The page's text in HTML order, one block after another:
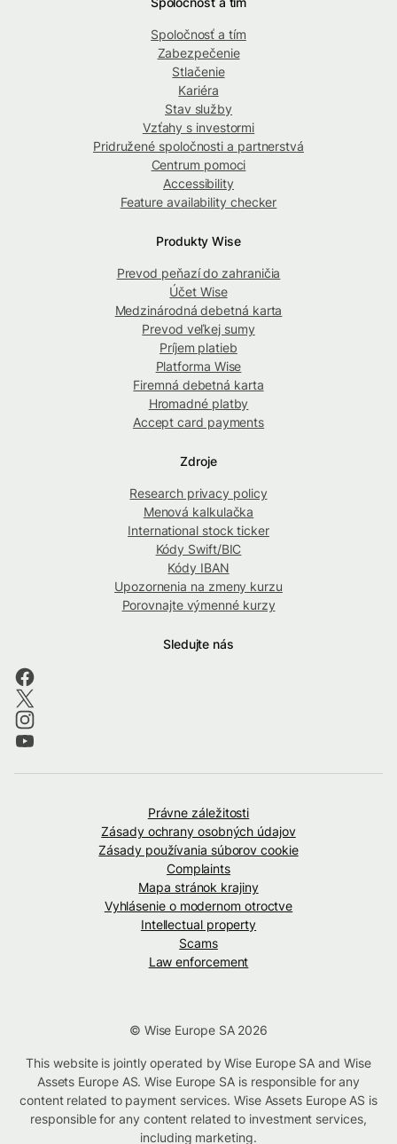
Spoločnosť a tím
Zabezpečenie
Stlačenie
Kariéra
Stav služby
Vzťahy s investormi
Pridružené spoločnosti a partnerstvá
Centrum pomoci
Accessibility
Feature availability checker
Produkty Wise
Prevod peňazí do zahraničia
Účet Wise
Medzinárodná debetná karta
Prevod veľkej sumy
Príjem platieb
Platforma Wise
Firemná debetná karta
Hromadné platby
Accept card payments
Zdroje
Research privacy policy
Menová kalkulačka
International stock ticker
Kódy Swift/BIC
Kódy IBAN
Upozornenia na zmeny kurzu
Porovnajte výmenné kurzy
Sledujte nás
Právne záležitosti
Zásady ochrany osobných údajov
Zásady používania súborov cookie
Complaints
Mapa stránok krajiny
Vyhlásenie o modernom otroctve
Intellectual property
Scams
Law enforcement
© Wise Europe SA 2026
This website is jointly operated by Wise Europe SA and Wise
Assets Europe AS. Wise Europe SA is responsible for any
content related to payment services. Wise Assets Europe AS is
responsible for any content related to investment services,
including marketing.